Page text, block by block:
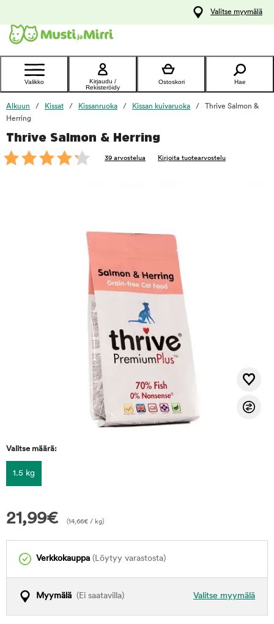
Ota yhteyttä
asiakaspalveluun
Valitse myymälä
Valikko
Kirjaudu /
Rekisteröidy
Ostoskori Hae
Alkuun Kissat Kissanruoka Kissan kuivaruoka
Thrive Salmon &
Herring
Thrive Salmon & Herring
39 arvostelua Kirjoita tuotearvostelu
Valitse määrä:
1.5 kg
21,99€ (14,66€ / kg)
Verkkokauppa (Löytyy varastosta)
Valitse myymälä
Myymälä (Ei saatavilla)
foo